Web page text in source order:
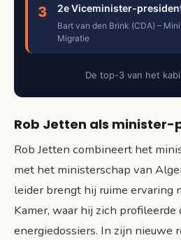
3 2e Viceminister-
Bart van den Brink (CDA) –
Migratie
De top-3 van het
Rob Jetten als minister-
Rob Jetten combineert het
met het ministerschap van
leider brengt hij ruime ervaring
Kamer, waar hij zich
energiedossiers. In zijn nieuwe